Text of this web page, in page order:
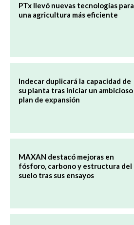
PTx llevó nuevas tecnologías para
una agricultura más eficiente
Indecar duplicará la capacidad de
su planta tras iniciar un ambicioso
plan de expansión
MAXAN destacó mejoras en
fósforo, carbono y estructura del
suelo tras sus ensayos